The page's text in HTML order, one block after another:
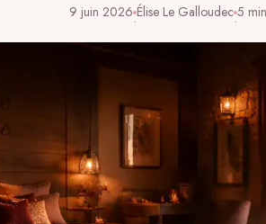
9 juin 2026·Élise Le Galloudec·5